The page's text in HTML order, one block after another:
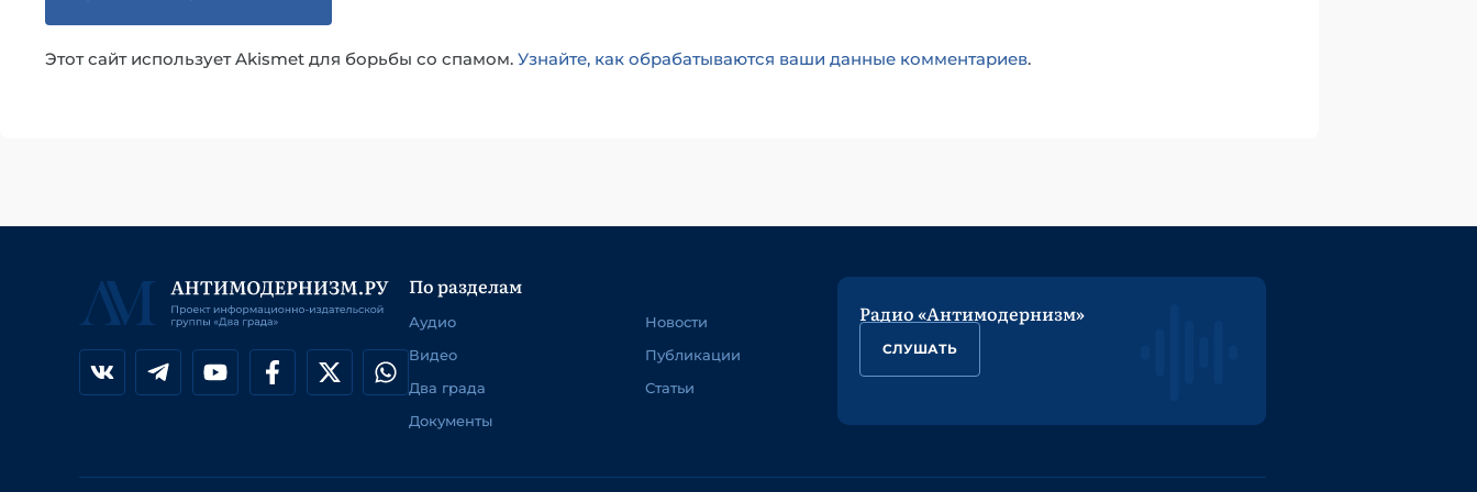
Этот сайт использует Akismet для борьбы со спамом. Узнайте, как обрабатываются ваши данные комментариев.
По разделам
Аудио
Видео
Два града
Документы
Новости
Публикации
Статьи
Радио «Антимодернизм»
СЛУШАТЬ